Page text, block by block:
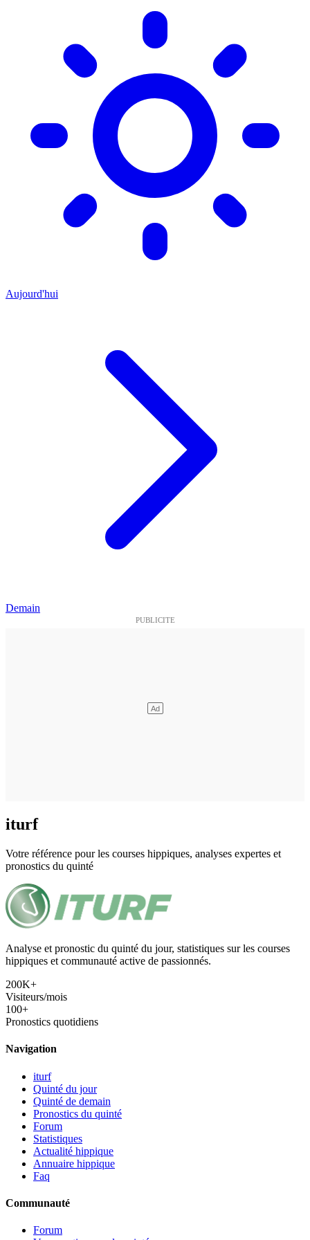
Aujourd'hui
Demain
iturf
Votre référence pour les courses hippiques, analyses expertes et
pronostics du quinté
Analyse et pronostic du quinté du jour, statistiques sur les courses
hippiques et communauté active de passionnés.
200K+
Visiteurs/mois
100+
Pronostics quotidiens
Navigation
iturf
Quinté du jour
Quinté de demain
Pronostics du quinté
Forum
Statistiques
Actualité hippique
Annuaire hippique
Faq
Communauté
Forum